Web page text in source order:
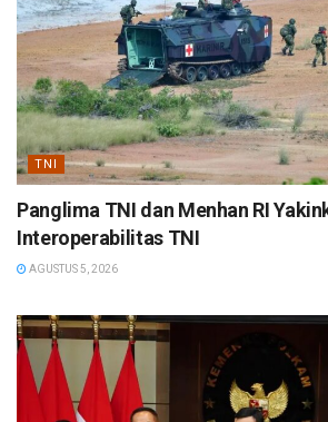
TNI
Panglima TNI dan Menhan RI
Interoperabilitas TNI
AGUSTUS 5, 2026